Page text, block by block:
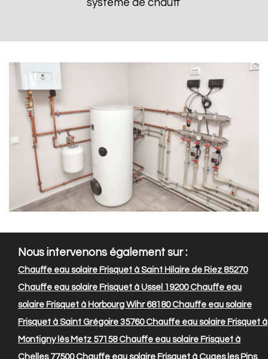
système de chauff
Nous intervenons également sur :
Chauffe eau solaire Frisquet à Saint Hilaire de Riez 85270
Chauffe eau solaire Frisquet à Ussel 19200Chauffe eau
solaire Frisquet à Horbourg Wihr 68180Chauffe eau solaire
Frisquet à Saint Grégoire 35760Chauffe eau solaire Frisquet à
Montigny lès Metz 57158Chauffe eau solaire Frisquet à
Chelles 77500Chauffe eau solaire Frisquet à Cuges les Pins